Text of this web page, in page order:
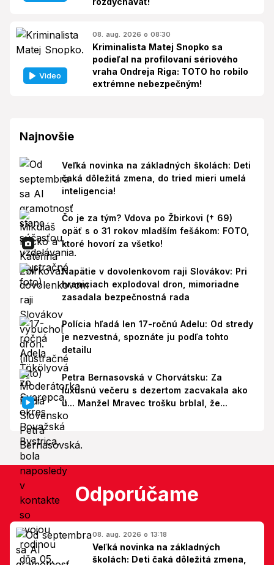
Video
08. aug. 2026 o 08:30
Kriminalista Matej Snopko sa
podieľal na profilovaní sériového
vraha Ondreja Riga: TOTO ho robilo
extrémne nebezpečným!
Najnovšie
Veľká novinka na základných školách: Deti
čaká dôležitá zmena, do tried mieri umelá
inteligencia!
Čo je za tým? Vdova po Žbirkovi († 69)
opäť s o 31 rokov mladším fešákom: FOTO,
ktoré hovorí za všetko!
Napätie v dovolenkovom raji Slovákov: Pri
hraniciach explodoval dron, mimoriadne
zasadala bezpečnostná rada
Polícia hľadá len 17-ročnú Adelu: Od stredy
je nezvestná, spoznáte ju podľa tohto
detailu
Petra Bernasovská v Chorvátsku: Za
luxusnú večeru s dezertom zacvakala ako
u... Manžel Mravec trošku brblal, že...
Odporúčame
08. aug. 2026 o 13:18
Veľká novinka na základných
školách: Deti čaká dôležitá zmena,